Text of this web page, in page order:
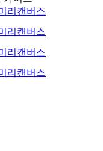
리캔버스
리캔버스
리캔버스
리캔버스